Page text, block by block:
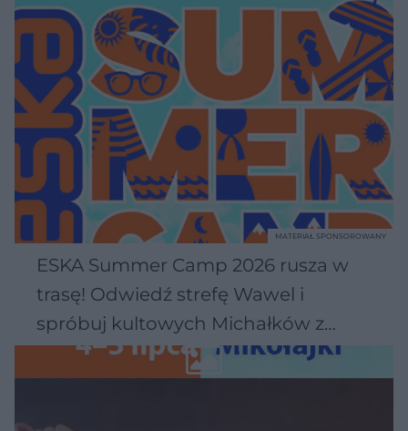
ESKA Summer Camp 2026 rusza w
trasę! Odwiedź strefę Wawel i
spróbuj kultowych Michałków z
Wawelu
MATERIAŁ SPONSOROWANY